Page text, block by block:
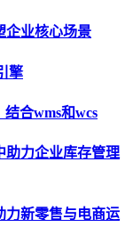
企业核心场景
擎
合wms和wcs
助力企业库存管理
力新零售与电商运